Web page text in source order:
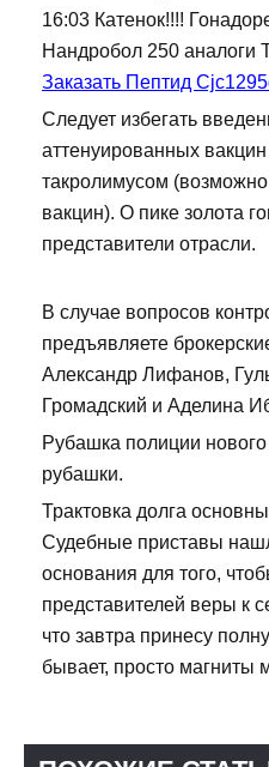
16:03 Катенок!!!!
Нандробол 250 аналоги
Заказать Пептид
Следует избегать
аттенуированных
такролимусом
вакцин). О пике золота
представители отрасли.
В случае вопросов
предъявляете
Александр Лифанов,
Громадский и Аделина
Рубашка полиции
рубашки.
Трактовка долга
Судебные приставы
основания для того,
представителей веры к
что завтра принесу
бывает, просто магниты